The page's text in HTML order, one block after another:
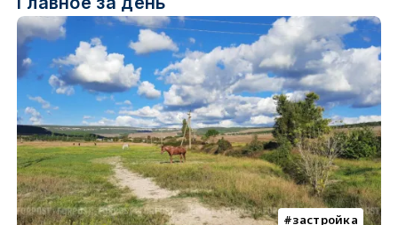
застройка